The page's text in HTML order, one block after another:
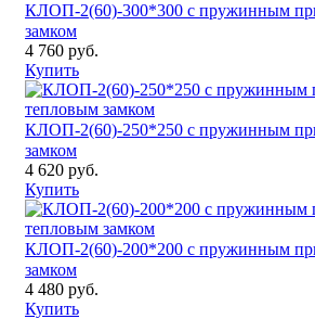
КЛОП-2(60)-300*300 с пружинным
замком
4 760 руб.
Купить
КЛОП-2(60)-250*250 с пружинным
замком
4 620 руб.
Купить
КЛОП-2(60)-200*200 с пружинным
замком
4 480 руб.
Купить